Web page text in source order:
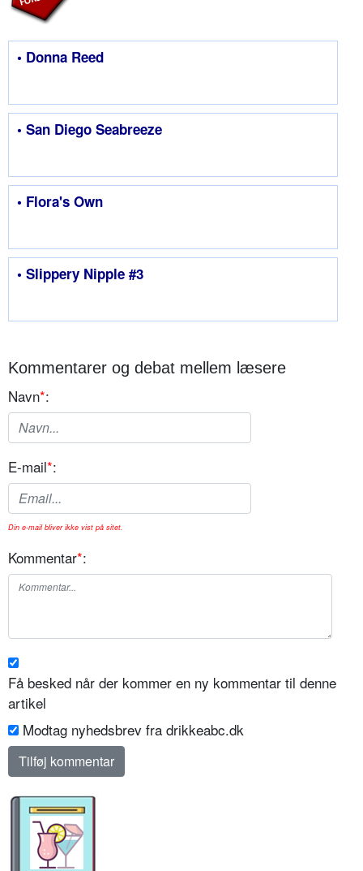
• Donna Reed
• San Diego Seabreeze
• Flora's Own
• Slippery Nipple #3
Kommentarer og debat mellem læsere
Navn*:
E-mail*:
Din e-mail bliver ikke vist på sitet.
Kommentar*:
Få besked når der kommer en ny kommentar til denne
artikel
Modtag nyhedsbrev fra drikkeabc.dk